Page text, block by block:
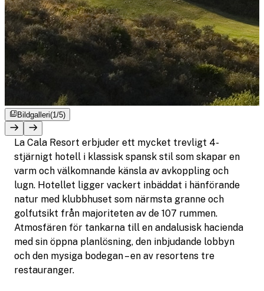
Bildgalleri(1/5)
La Cala Resort erbjuder ett mycket trevligt 4-
stjärnigt hotell i klassisk spansk stil som skapar en
varm och välkomnande känsla av avkoppling och
lugn. Hotellet ligger vackert inbäddat i hänförande
natur med klubbhuset som närmsta granne och
golfutsikt från majoriteten av de 107 rummen.
Atmosfären för tankarna till en andalusisk hacienda
med sin öppna planlösning, den inbjudande lobbyn
och den mysiga bodegan – en av resortens tre
restauranger.